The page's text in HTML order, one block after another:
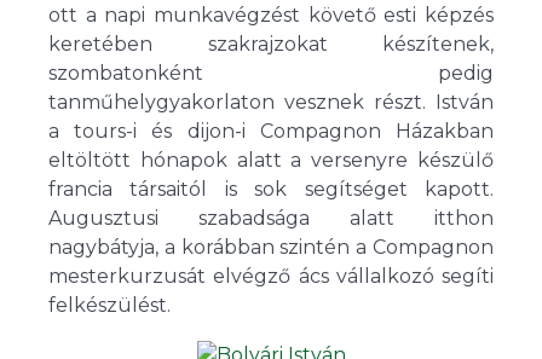
ott a napi munkavégzést követő esti képzés
keretében szakrajzokat készítenek,
szombatonként pedig
tanműhelygyakorlaton vesznek részt. István
a tours-i és dijon-i Compagnon Házakban
eltöltött hónapok alatt a versenyre készülő
francia társaitól is sok segítséget kapott.
Augusztusi szabadsága alatt itthon
nagybátyja, a korábban szintén a Compagnon
mesterkurzusát elvégző ács vállalkozó segíti
felkészülést.